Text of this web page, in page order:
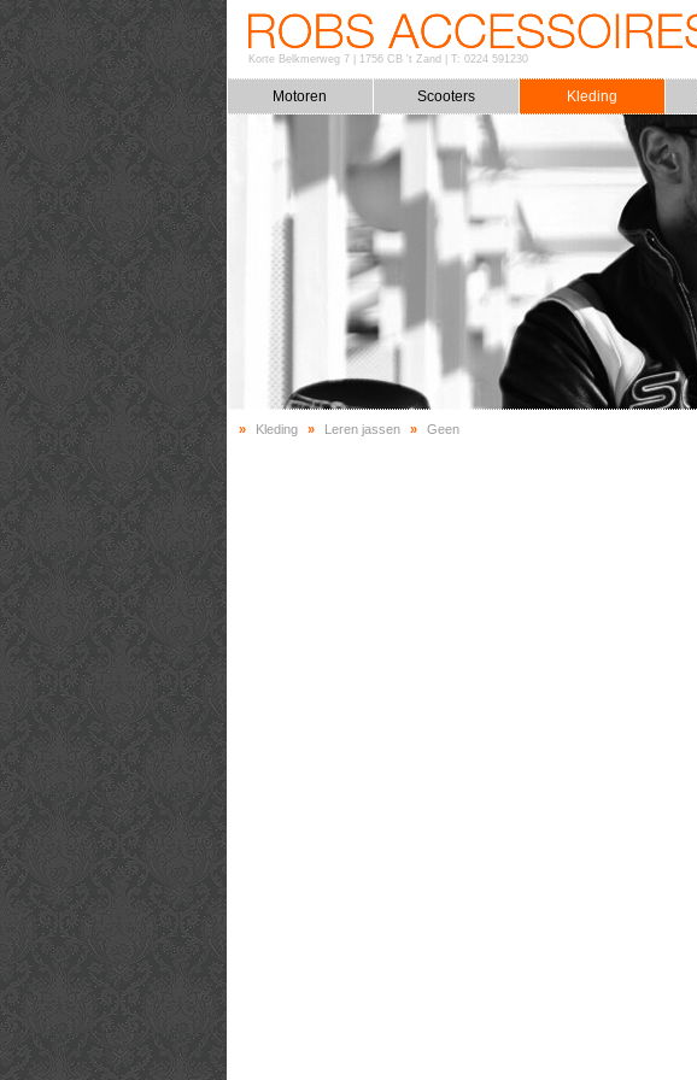
Korte Belkmerweg 7| 1756 CB 't Zand T: 0224 591230
Motoren Scooters Kleding
» Kleding » Leren jassen » Geen